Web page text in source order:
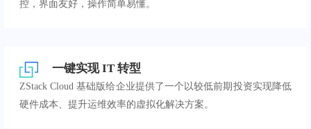
控，界面友好，操作简单易懂。
一键实现 IT 转型
ZStack Cloud 基础版给企业提供了一个以较低前期投资实现降低
硬件成本、提升运维效率的虚拟化解决方案。